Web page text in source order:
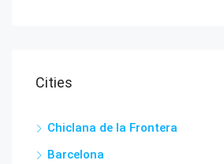
Cities
Chiclana de la Frontera
Barcelona